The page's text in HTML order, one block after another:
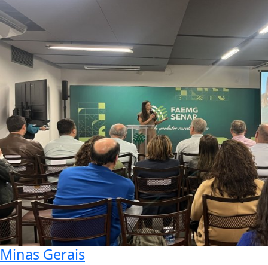
Minas Gerais